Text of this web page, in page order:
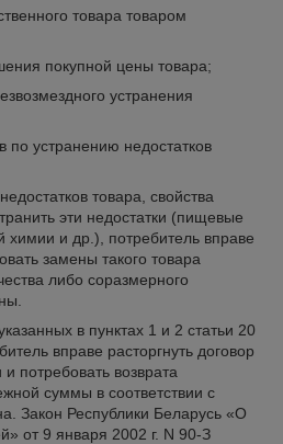
товара товаром
покупной цены товара;
устранения
устранению недостатков
товара, свойства
эти недостатки (пищевые
химии и др.), потребитель вправе
замены такого товара
либо соразмерного
в пунктах 1 и 2 статьи 20
вправе расторгнуть договор
потребовать возврата
суммы в соответствии с
Закон Республики Беларусь «О
от 9 января 2002 г. N 90-З